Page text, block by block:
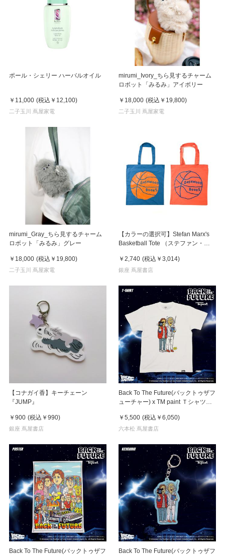
ポール・シェリー ハーバルオイル
￥11,000 (税込 ￥12,100)
二子玉川 蔦屋家電
mirumi_Ivory_ちら見するチャーム
ロボット「みるみ」アイボリー
￥18,000 (税込 ￥19,800)
二子玉川 蔦屋家電
mirumi_Gray_ちら見するチャーム
ロボット「みるみ」グレー
￥18,000 (税込 ￥19,800)
二子玉川 蔦屋家電
【カラーの選択可】Stefan Marx's
Basketball Tote （ステファン・マ
￥2,740 (税込 ￥3,014)
銀座 蔦屋書店
【コナガイ香】キーチェーン
『JUMP』
￥900 (税込 ￥990)
銀座 蔦屋書店
Back To The Future(バックトゥザフ
ューチャー) x TM paint Ｔシャツ
￥5,500 (税込 ￥6,050)
六本松 蔦屋書店
Back To The Future(バックトゥザフ
Back To The Future(バックトゥザフ